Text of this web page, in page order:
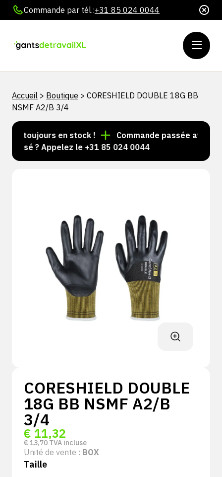
Commande par tél.:+31 85 024 0044
Accueil > Boutique > CORESHIELD DOUBLE 18G BB
NSMF A2/B 3/4
toujours en stock !
Commande passée avant 15
? Appelez le +31 85 024 0044
CORESHIELD DOUBLE
18G BB NSMF A2/B
3/4
€ 11,32
€ 13,70 TVA incluse
Unité de vente : BOX
Taille